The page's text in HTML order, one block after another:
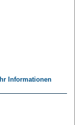
Informationen